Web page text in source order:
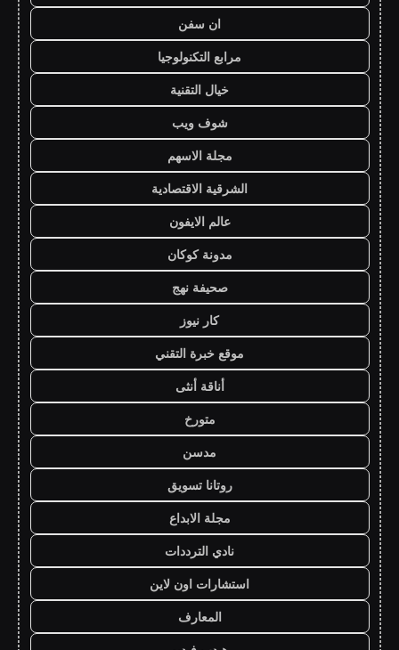
ان سفن
مرابع التكنولوجيا
خيال التقنية
شوف ويب
مجلة الاسهم
الشرقية الاقتصادية
عالم الايفون
مدونة كوكان
صحيفة نهج
كار نيوز
موقع خبرة التقني
أناقة أنثى
متورخ
مدسن
روتانا تسويق
مجلة الابداع
نادي الترددات
استشارات اون لاين
المعارف